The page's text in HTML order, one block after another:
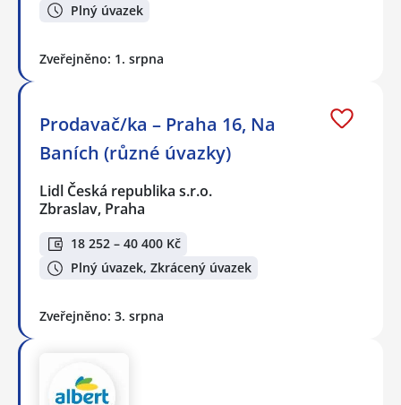
Plný úvazek
Zveřejněno: 1. srpna
Prodavač/ka – Praha 16, Na
Baních (různé úvazky)
Lidl Česká republika s.r.o.
Zbraslav, Praha
18 252 – 40 400 Kč
Plný úvazek, Zkrácený úvazek
Zveřejněno: 3. srpna